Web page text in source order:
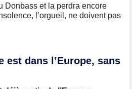
Donbass et la perdra encore
l’orgueil, ne doivent pas
est dans l’Europe, sans